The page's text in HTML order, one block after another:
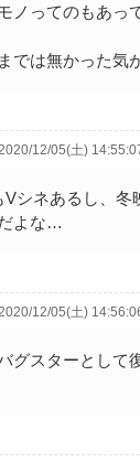
ノってのもあっ
では無かった気
12/05(土)
シネあるし、冬
よな…
12/05(土)
グスターとして